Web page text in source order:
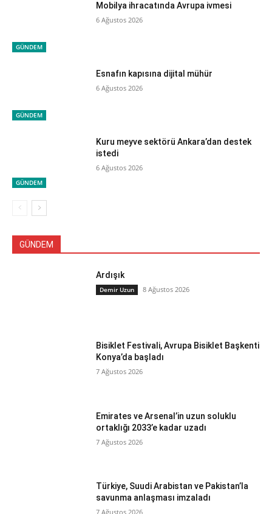
GÜNDEM
Mobilya ihracatında Avrupa ivmesi
6 Ağustos 2026
GÜNDEM
Esnafın kapısına dijital mühür
6 Ağustos 2026
GÜNDEM
Kuru meyve sektörü Ankara’dan destek
istedi
6 Ağustos 2026
GÜNDEM
Ardışık
Demir Uzun 8 Ağustos 2026
Bisiklet Festivali, Avrupa Bisiklet Başkenti
Konya’da başladı
7 Ağustos 2026
Emirates ve Arsenal’in uzun soluklu
ortaklığı 2033’e kadar uzadı
7 Ağustos 2026
Türkiye, Suudi Arabistan ve Pakistan’la
savunma anlaşması imzaladı
7 Ağustos 2026